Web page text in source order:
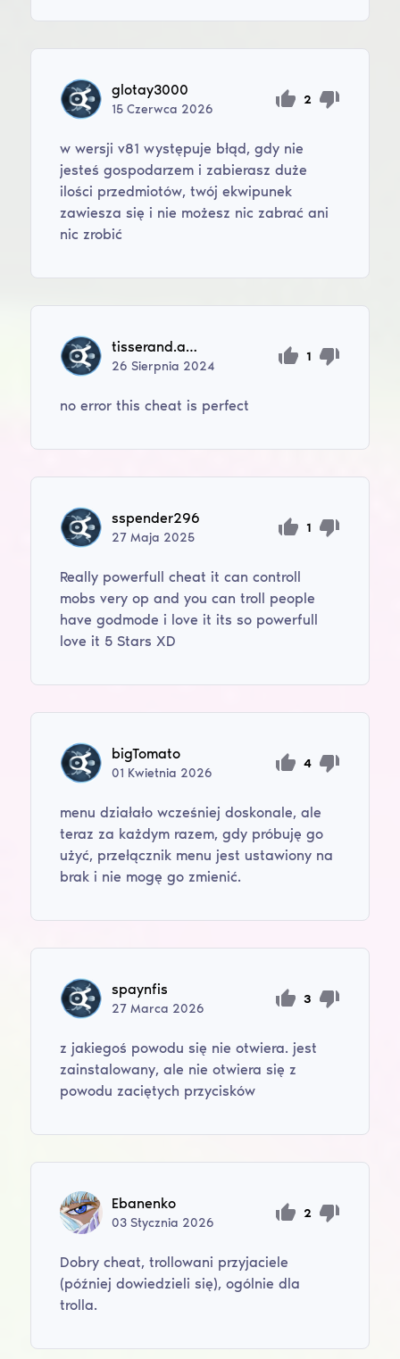
glotay3000
15Czerwca 2026
2
w wersji v81 występuje błąd, gdy nie
jesteś gospodarzem i zabierasz duże
ilości przedmiotów, twój ekwipunek
zawiesza się i nie możesz nic zabrać ani
nic zrobić
tisserand.arsene
26Sierpnia 2024
1
no error this cheat is perfect
sspender296
27Maja 2025
1
Really powerfull cheat it can controll
mobs very op and you can troll people
have godmode i love it its so powerfull
love it 5 Stars XD
bigTomato
01 Kwietnia 2026
4
menu działało wcześniej doskonale, ale
teraz za każdym razem, gdy próbuję go
użyć, przełącznik menu jest ustawiony na
brak i nie mogę go zmienić.
spaynfis
27Marca 2026
3
z jakiegoś powodu się nie otwiera. jest
zainstalowany, ale nie otwiera się z
powodu zaciętych przycisków
Ebanenko
03Stycznia 2026
2
Dobry cheat, trollowani przyjaciele
(później dowiedzieli się), ogólnie dla
trolla.